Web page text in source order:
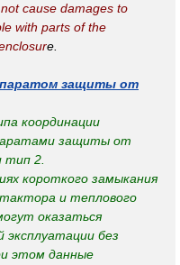
cause damages to
with parts of the
e.
защиты от
координации
защиты от
тип 2.
короткого замыкания
и теплового
оказаться
эксплуатации без
этом данные